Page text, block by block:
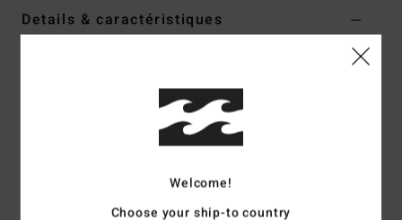
Details & caractéristiques
Code couleurwti
13" [H] x 4" [W]
Ligne résistante à l’eau
Welcome!
Choose your ship-to country